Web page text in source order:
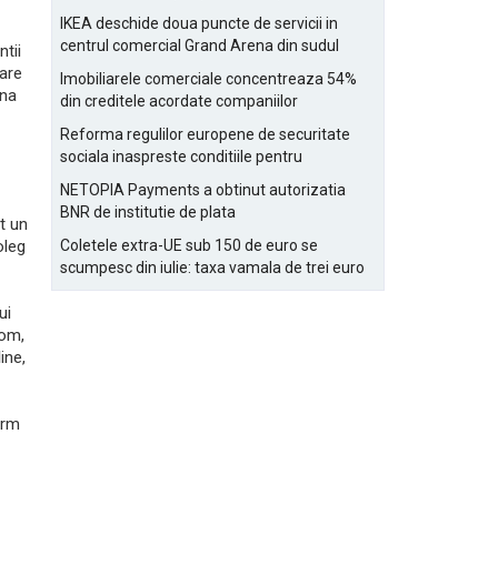
un
IKEA deschide doua puncte de servicii in
centrul comercial Grand Arena din sudul
Imobiliarele comerciale concentreaza 54%
din creditele acordate companiilor
Reforma regulilor europene de securitate
sociala inaspreste conditiile pentru
NETOPIA Payments a obtinut autorizatia
BNR de institutie de plata
Coletele extra-UE sub 150 de euro se
scumpesc din iulie: taxa vamala de trei euro
pe articol, adaugata la taxa logistica